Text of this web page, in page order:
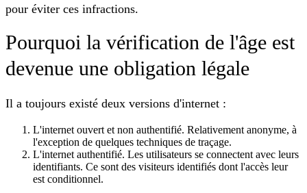
pour éviter ces infractions.
Pourquoi la vérification de l'âge est
devenue une obligation légale
Il a toujours existé deux versions d'internet :
L'internet ouvert et non authentifié. Relativement anonyme, à
l'exception de quelques techniques de traçage.
L'internet authentifié. Les utilisateurs se connectent avec leurs
identifiants. Ce sont des visiteurs identifiés dont l'accès leur
est conditionnel.